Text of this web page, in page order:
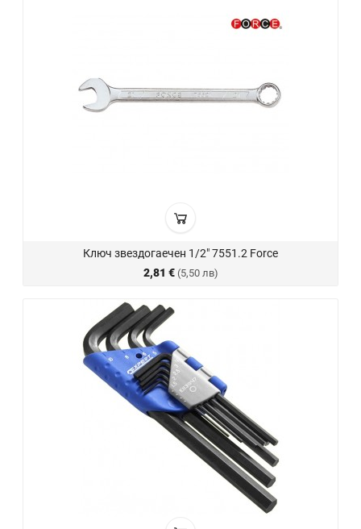
Ключ звездогаечен 1/2" 7551.2 Force
2,81 € (5,50 лв)